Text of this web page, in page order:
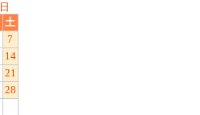
土
7
14
21
28